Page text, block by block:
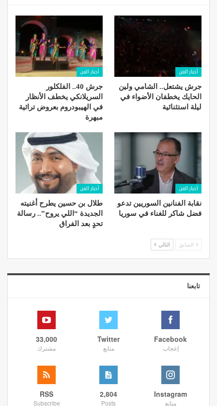
أخبار الفن
جرش يشتعل.. الشامي ولين
الحايك يخطفان الأضواء في
ليلة استثنائية
أخبار الفن
جرش 40.. الفلكلور
السريلانكي يخطف الأنظار
في الهيبودروم بعروض تراثية
مبهرة
أخبار الفن
نقابة الفنانين السوريين تدعو
فضل شاكر للغناء في سوريا
أخبار الفن
طلال بن حسين يطرح أغنيته
الجديدة “اللي يروح”.. رسالة
تحدٍ بعد الفراق
السابق التالي
تابعنا
Facebook
إعجاب
Twitter
متابع
33,000
مشترك
Instagram
متابع
2,804
Posts
RSS
Subscribe